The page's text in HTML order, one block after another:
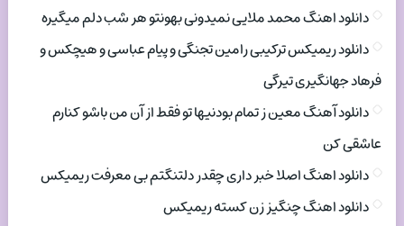
دانلود اهنگ محمد ملایی نمیدونی بهونتو هر شب دلم میگیره
دانلود ریمیکس ترکیبی رامین تجنگی و پیام عباسی و هیچکس و
فرهاد جهانگیری تیرگی
دانلود آهنگ معین ز تمام بودنیها تو فقط از آن من باشو کنارم
عاشقی کن
دانلود اهنگ اصلا خبر داری چقدر دلتنگتم بی معرفت ریمیکس
دانلود اهنگ چنگیز زن کسته ریمیکس